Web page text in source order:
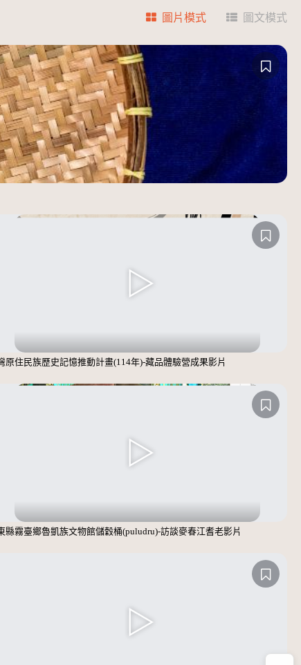
圖片模式 圖文模式
原住民族歷史記憶推動計畫(114年)-藏品體驗營成果影片
縣霧臺鄉魯凱族文物館儲穀桶(puludru)-訪談麥春江耆老影片